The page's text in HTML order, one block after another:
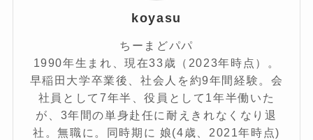
koyasu
ちーまどパパ
1990年生まれ、現在33歳（2023年時点）。
早稲田大学卒業後、社会人を約9年間経験。会
社員として7年半、役員として1年半働いた
が、3年間の単身赴任に耐えきれなくなり退
社。無職に。同時期に 娘(4歳、2021年時点)